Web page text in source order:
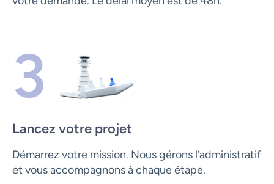
3
Lancez votre projet
Démarrez votre mission. Nous gérons l’administratif
et vous accompagnons à chaque étape.